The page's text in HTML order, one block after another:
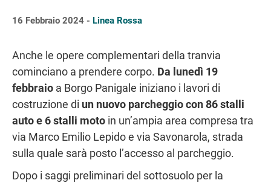
16 Febbraio 2024 - Linea Rossa
Anche le opere complementari della tranvia
cominciano a prendere corpo. Da lunedì 19
febbraio a Borgo Panigale iniziano i lavori di
costruzione di un nuovo parcheggio con 86 stalli
auto e 6 stalli moto in un’ampia area compresa tra
via Marco Emilio Lepido e via Savonarola, strada
sulla quale sarà posto l’accesso al parcheggio.
Dopo i saggi preliminari del sottosuolo per la